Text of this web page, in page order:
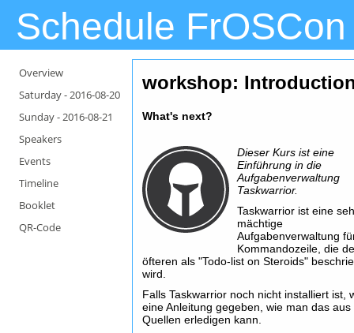
Schedule
Overview
Saturday -2016-08-20
Sunday -2016-08-21
Speakers
Events
Timeline
Booklet
QR-Code
workshop:
What's next?
Dieser Kurs ist eine
Einführung in die
Aufgabenverwaltung
Taskwarrior.
Taskwarrior ist eine
mächtige
Aufgabenverwaltung
Kommandozeile, die
öfteren als "Todo-list on Steroids"
wird.
Falls Taskwarrior noch nicht installiert ist,
eine Anleitung gegeben, wie man das aus
Quellen erledigen kann.